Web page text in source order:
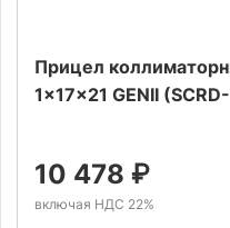
Прицел
1x17x21 GENII
10 478 ₽
включая НДС 22%